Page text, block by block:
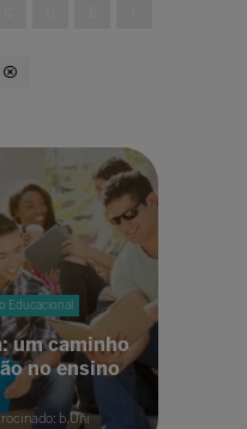
Educacional
um caminho
no ensino
b.Uni